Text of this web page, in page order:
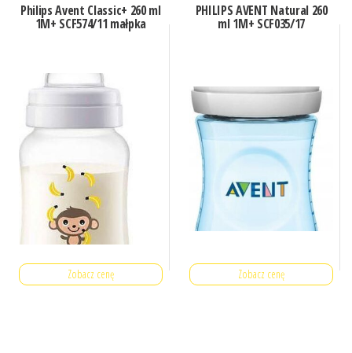
Philips Avent Classic+ 260 ml
1M+ SCF574/11 małpka
Zobacz cenę
PHILIPS AVENT Natural 260
ml 1M+ SCF035/17
Zobacz cenę